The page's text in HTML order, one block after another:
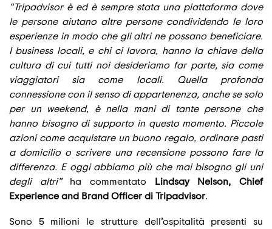
“Tripadvisor è ed è sempre stata una piattaforma dove
le persone aiutano altre persone condividendo le loro
esperienze in modo che gli altri ne possano beneficiare.
I business locali, e chi ci lavora, hanno la chiave della
cultura di cui tutti noi desideriamo far parte, sia come
viaggiatori sia come locali. Quella profonda
connessione con il senso di appartenenza, anche se solo
per un weekend, è nella mani di tante persone che
hanno bisogno di supporto in questo momento. Piccole
azioni come acquistare un buono regalo, ordinare pasti
a domicilio o scrivere una recensione possono fare la
differenza. E oggi abbiamo più che mai bisogno gli uni
degli altri” ha commentato Lindsay Nelson, Chief
Experience and Brand Officer di Tripadvisor.
Sono 5 milioni le strutture dell’ospitalità presenti su